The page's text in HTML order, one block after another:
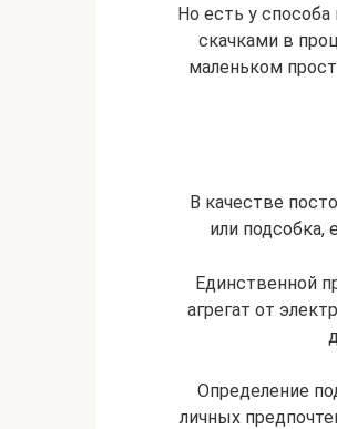
Но есть у
скачками в
маленьком
В качестве
или
Единственной
агрегат от
Определение
личных